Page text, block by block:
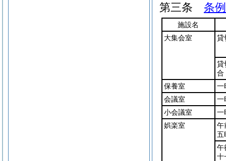
第三条
条
施設名
大集会室
貸
貸
合
保養室
一
会議室
一
小会議室
一
娯楽室
午
五
午
十